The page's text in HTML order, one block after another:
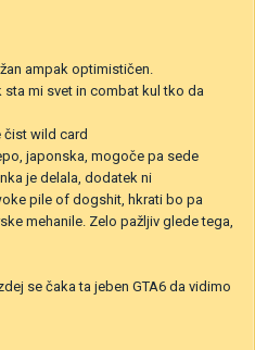
ampak optimističen.
sta mi svet in combat kul tko da
čist wild card
japonska, mogoče pa sede
je delala, dodatek ni
pile of dogshit, hkrati bo pa
mehanile. Zelo pažljiv glede tega,
se čaka ta jeben GTA6 da vidimo